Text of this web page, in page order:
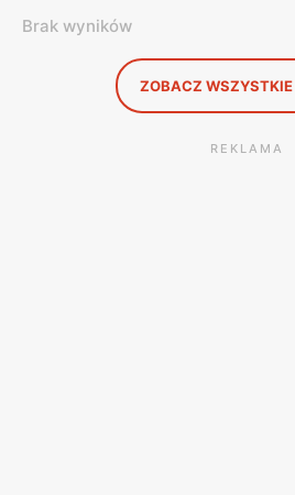
Brak wyników
ZOBACZ WSZYSTKIE
REKLAMA